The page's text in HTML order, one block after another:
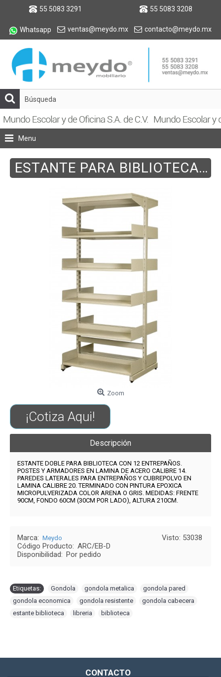
55 5083 3291 55 5083 3208
Whatsapp ventas@meydo.mx contacto@meydo.mx
Menu
ESTANTE PARA BIBLIOTECA DOBLE
Zoom
¡Cotiza Aqui!
Descripción
ESTANTE DOBLE PARA BIBLIOTECA CON 12 ENTREPAÑOS.
POSTES Y ARMADORES EN LAMINA DE ACERO CALIBRE 14.
PAREDES LATERALES PARA ENTREPAÑOS Y CUBREPOLVO EN
LAMINA CALIBRE 20. TERMINADO CON PINTURA EPOXICA
MICROPULVERIZADA COLOR ARENA O GRIS. MEDIDAS: FRENTE
90CM, FONDO 60CM (30CM POR LADO), ALTURA 210CM.
Visto: 53038
Marca: Meydo
Código Producto: ARC/EB-D
Disponibilidad: Por pedido
Etiquetas: Gondola gondola metalica gondola pared
gondola economica
gondola resistente gondola cabecera
estante biblioteca
libreria biblioteca
CONTACTO